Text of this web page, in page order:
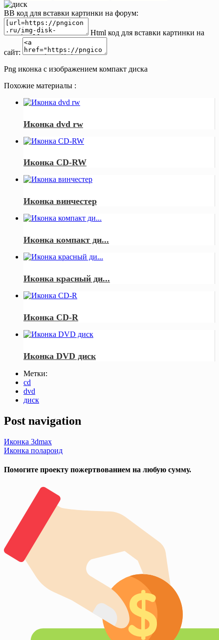
BB код для вставки картинки на форум:
Html код для вставки картинки на
сайт:
Png иконка с изображением компакт диска
Похожие материалы :
Иконка dvd rw
Иконка CD-RW
Иконка винчестер
Иконка компакт ди...
Иконка красный ди...
Иконка CD-R
Иконка DVD диск
Метки:
cd
dvd
диск
Post navigation
Иконка 3dmax
Иконка полароид
Помогите проекту пожертвованием на любую сумму.